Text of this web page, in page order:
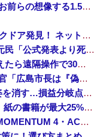
【画像】 農家ワイが作ったタマネギ、お前らの想像する1.5倍はデカいぞ
【衝撃】 中国製ルーター20機種にバックドア発見！ ネットに繋ぐだけで35秒ごとに中国のサーバーと通信
中国「大洪水！」中国ダム「決壊」地元民「公式発表より死者多い！」中国政府「住民拘束！（安否不明」中国当局「救助隊動画も削除」台風13号「三峡ダム接近中」→
中国人のリウさん、新エネ車で国境越えたら遠隔操作で30時間ロックされる！
【平和宣言を非難】 ロシア外務省報道官「広島市長は『偽りの呪文』繰り返している」
K-POPアイドルの約半数が3年後には姿を消す…損益分岐点突破は4％未満
Amazon「夏のポイントキャンペーン」紙の書籍が最大25%ポイント還元 対象と条件を整理（2026年7月）
ゼンハイザーがプライムデーで安い！MOMENTUM 4・ACCENTUMなど対象モデルまとめ！